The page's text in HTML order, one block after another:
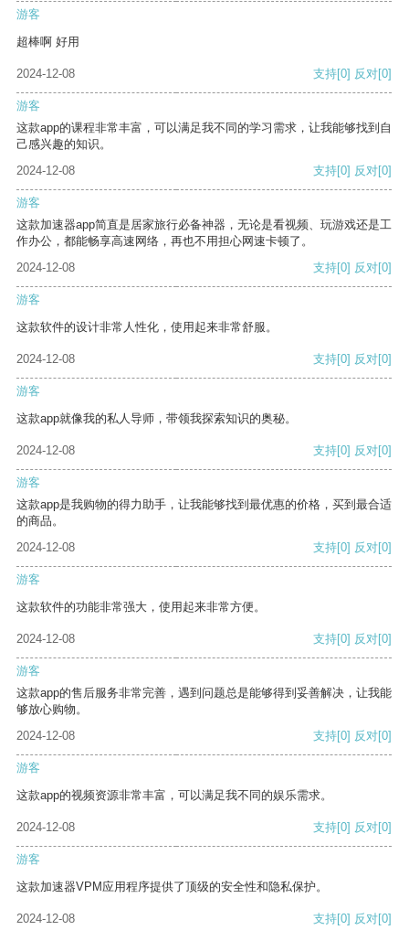
游客
超棒啊 好用
2024-12-08 支持[0] 反对[0]
游客
这款app的课程非常丰富，可以满足我不同的学习需求，让我能够找到自
己感兴趣的知识。
2024-12-08
支持[0] 反对[0]
游客
这款加速器app简直是居家旅行必备神器，无论是看视频、玩游戏还是工
作办公，都能畅享高速网络，再也不用担心网速卡顿了。
2024-12-08
支持[0] 反对[0]
游客
这款软件的设计非常人性化，使用起来非常舒服。
2024-12-08 支持[0] 反对[0]
游客
这款app就像我的私人导师，带领我探索知识的奥秘。
2024-12-08 支持[0] 反对[0]
游客
这款app是我购物的得力助手，让我能够找到最优惠的价格，买到最合适
的商品。
2024-12-08
支持[0] 反对[0]
游客
这款软件的功能非常强大，使用起来非常方便。
2024-12-08 支持[0] 反对[0]
游客
这款app的售后服务非常完善，遇到问题总是能够得到妥善解决，让我能
够放心购物。
2024-12-08
支持[0] 反对[0]
游客
这款app的视频资源非常丰富，可以满足我不同的娱乐需求。
2024-12-08 支持[0] 反对[0]
游客
这款加速器VPM应用程序提供了顶级的安全性和隐私保护。
2024-12-08 支持[0] 反对[0]